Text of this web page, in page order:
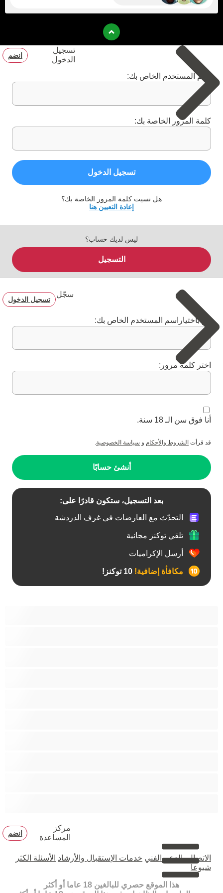
تسجيل
الدخول
انضم
اسم المستخدم الخاص بك:
كلمة المرور الخاصة بك:
تسجيل الدخول
هل نسيت كلمة المرور الخاصة بك؟
إعادة التعيين هنا
ليس لديك حساب؟
التسجيل
سجّل
تسجيل الدخول
قم باختياراسم المستخدم الخاص بك:
اختر كلمة مرور:
أنا فوق سن الـ 18 سنة.
قد قرأت الشروط والأحكام و سياسة الخصوصية.
أنشئ حسابًا
بعد التسجيل، ستكون قادرًا على:
التحدّث مع العارضات في غرف الدردشة
تلقي توكنز مجانية
أرسل الإكراميات
مكافأة إضافية!
مركز
المساعدة
انضم
الاتصال بالدعم الفني خدمات الإستقبال والأرشاد الأسئلة الكثر
شيوعا
هذا الموقع حصري للبالغين 18 عاما أو أكثر